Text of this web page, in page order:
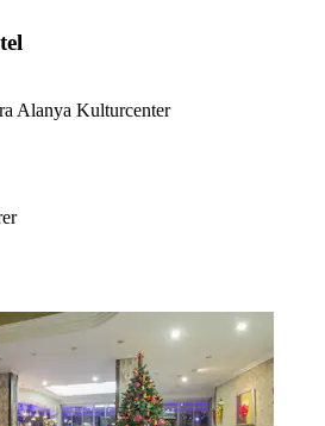
Alanya Kulturcenter